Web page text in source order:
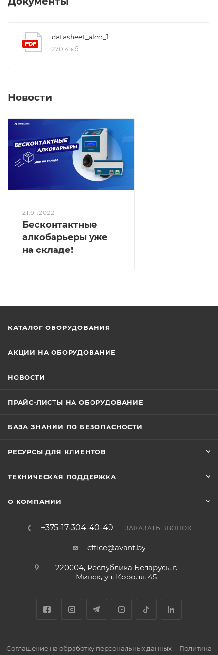
0,4 кг, Рабочий температурный диапазон: от +5 °С до
+40 °С, Средняя наработка на отказ: не менее 1 800
datasheet_alco_1
270,4 кб
Новости
21.01.2022
Бесконтактные
алкобарьеры уже
на складе!
КАТАЛОГ ОБОРУДОВАНИЯ
АКЦИИ НА ОБОРУДОВАНИЕ
НОВОСТИ
ПРАЙС-ЛИСТЫ НА ОБОРУДОВАНИЕ
БАЗА ЗНАНИЙ ПО БЕЗОПАСНОСТИ
РЕСУРСЫ ДЛЯ КЛИЕНТОВ
ТЕХНИЧЕСКАЯ ПОДДЕРЖКА
О КОМПАНИИ
+375-17-304-40-40 ЗАКАЗАТЬ ЗВОНОК
office@avant.by
220004, Республика Беларусь, г.
Минск, ул. Короля, 45
Соглашение на обработку персональных данных Политика